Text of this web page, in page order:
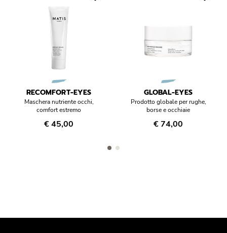
RECOMFORT-EYES
Maschera nutriente occhi,
comfort estremo
€ 45,00
GLOBAL-EYES
Prodotto globale per rughe,
borse e occhiaie
€ 74,00